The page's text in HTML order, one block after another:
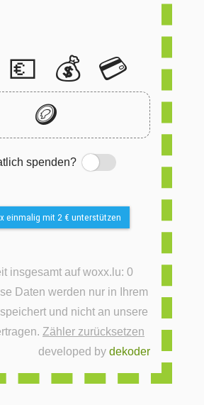
💶 💰 💳
🪙
spenden?
Switch
einmalig mit 2 € unterstützen
insgesamt auf woxx.lu: 0
Daten werden nur in Ihrem
und nicht an unsere
Zähler zurücksetzen
developed bydekoder